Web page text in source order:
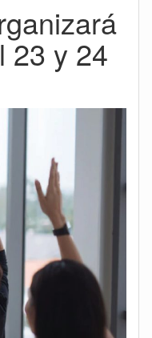
23 y 24